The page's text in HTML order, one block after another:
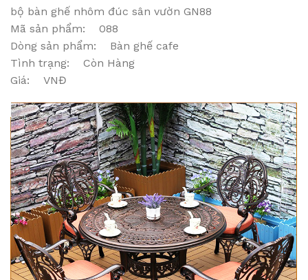
bộ bàn ghế nhôm đúc sân vườn GN88
Mã sản phẩm: 088
Dòng sản phẩm: Bàn ghế cafe
Tình trạng: Còn Hàng
Giá: VNĐ